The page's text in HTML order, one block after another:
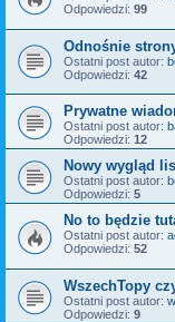
Odpowiedzi: 99
Odnośnie
Ostatni post autor:
Odpowiedzi: 42
Prywatne
Ostatni post autor:
Odpowiedzi: 12
Nowy wygląd
Ostatni post autor:
Odpowiedzi: 5
No to będzie
Ostatni post autor:
Odpowiedzi: 52
WszechTopy
Ostatni post autor:
Odpowiedzi: 9